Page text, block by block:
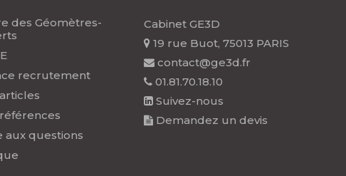
des Géomètres-
recrutement
aux questions
Cabinet GE3D
19 rue Buot, 75013 PARIS
contact@ge3d.fr
01.81.70.18.10
Suivez-nous
Demandez un devis